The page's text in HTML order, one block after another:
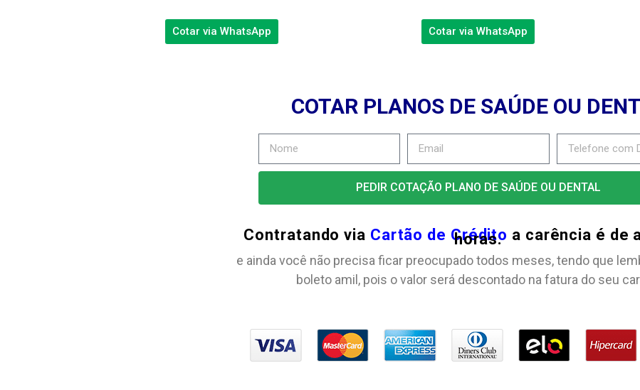
Cotar via WhatsApp Cotar via WhatsApp
COTAR PLANOS DE SAÚDE OU
PEDIR COTAÇÃO PLANO DE SAÚDE OU DENTAL
Contratando via Cartão de Crédito a carência é de
horas.
e ainda você não precisa ficar preocupado todos meses, tendo que
boleto amil, pois o valor será descontado na fatura do seu